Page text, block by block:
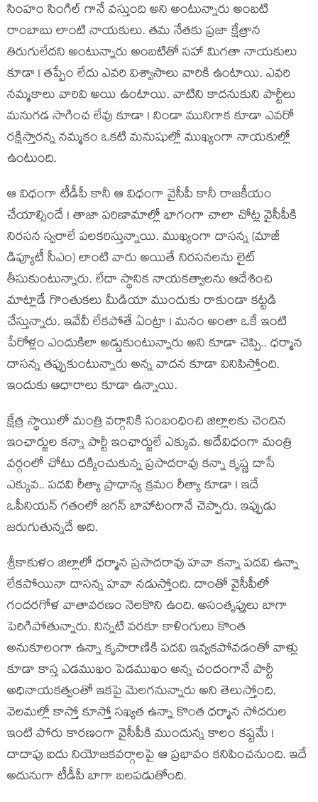
సింహం సింగిల్ గానే వ‌స్తుంది అని అంటున్నారు అంబ‌టి
రాంబాబు లాంటి నాయ‌కులు. త‌మ నేత‌కు ప్ర‌జా క్షేత్రాన
తిరుగులేద‌ని అంటున్నారు అంబ‌టితో స‌హా మిగ‌తా నాయ‌కులు
కూడా ! త‌ప్పేం లేదు ఎవ‌రి విశ్వాసాలు వారికి ఉంటాయి. ఎవ‌రి
నమ్మ‌కాలు వారివి అయి ఉంటాయి. వాటిని కాద‌నుకుని పార్టీలు
మ‌నుగడ సాగించ లేవు కూడా ! నిండా మునిగాక కూడా ఎవ‌రో
ర‌క్షిస్తార‌న్న న‌మ్మ‌కం ఒక‌టి మ‌నుషుల్లో ముఖ్యంగా నాయ‌కుల్లో
ఉంటుంది.
ఆ విధంగా టీడీపీ కానీ ఆ విధంగా వైసీపీ కానీ రాజ‌కీయం
చేయాల్సిందే ! తాజా ప‌రిణామాల్లో భాగంగా చాలా చోట్ల వైసీపీకి
నిర‌స‌న స్వ‌రాలే ప‌ల‌క‌రిస్తున్నాయి. ముఖ్యంగా దాస‌న్న (మాజీ
డిప్యూటీ సీఎం) లాంటి వారు అయితే నిర‌స‌న‌లను లైట్
తీసుకుంటున్నారు. లేదా స్థానిక నాయ‌క‌త్వాల‌ను ఆదేశించి
మాట్లాడే గొంతుకలు మీడియా ముందుకు రాకుండా క‌ట్ట‌డి
చేస్తున్నారు. ఇవేవీ లేకపోతే ఏంట్రా ! మనం అంతా ఒకే ఇంటి
పేరోళ్లం ఎందుకిలా అడ్డుకుంటున్నారు అని కూడా చెప్పి.. ధ‌ర్మాన
దాస‌న్న త‌ప్పుకుంటున్నారు అన్న వాదన కూడా వినిపిస్తోంది.
ఇందుకు ఆధారాలు కూడా ఉన్నాయి.
క్షేత్ర స్థాయిలో మంత్రి వ‌ర్గానికి సంబంధించి జిల్లాల‌కు చెందిన
ఇంఛార్జుల క‌న్నా పార్టీ ఇంఛార్జులే ఎక్కువ. అదేవిధంగా మంత్రి
వ‌ర్గంలో చోటు ద‌క్కించుకున్న ప్ర‌సాద‌రావు క‌న్నా కృష్ణ దాసే
ఎక్కువ.. ప‌ద‌వి రీత్యా ప్రాధాన్య క్ర‌మం రీత్యా కూడా ! ఇదే
ఒపీనియ‌న్ గ‌తంలో జ‌గ‌న్ బాహాటంగానే చెప్పారు. ఇప్పుడు
జ‌రుగుతున్న‌దే అది.
శ్రీ‌కాకుళం జిల్లాలో ధ‌ర్మాన ప్ర‌సాద‌రావు హవా క‌న్నా ప‌ద‌వి ఉన్నా
లేక‌పోయినా దాస‌న్న హ‌వా న‌డుస్తోంది. దాంతో వైసీపీలో
గంద‌రగోళ వాతావ‌ర‌ణం నెల‌కొని ఉంది. అసంతృప్తులు బాగా
పెరిగిపోతున్నారు. నిన్న‌టి వ‌ర‌కూ కాళింగులు కొంత
అనుకూలంగా ఉన్నా కృపారాణికి ప‌ద‌వి ఇవ్వ‌క‌పోవ‌డంతో వాళ్లు
కూడా కాస్త ఎడ‌ముఖం పెడ‌ముఖం అన్న చందంగానే పార్టీ
అధినాయ‌క‌త్వంతో ఇక‌పై మెల‌గ‌నున్నారు అని తెలుస్తోంది.
వెల‌మల్లో కాస్తో కూస్తో స‌ఖ్య‌త ఉన్నా కొంత ధ‌ర్మాన సోద‌రుల
ఇంటి పోరు కార‌ణంగా వైసీపీకి ముందున్న కాలం క‌ష్ట‌మే !
దాదాపు ఐదు నియోజ‌క‌వ‌ర్గాలపై ఆ ప్ర‌భావం క‌నిపించ‌నుంది. ఇదే
అదునుగా టీడీపీ బాగా బ‌ల‌పడుతోంది.